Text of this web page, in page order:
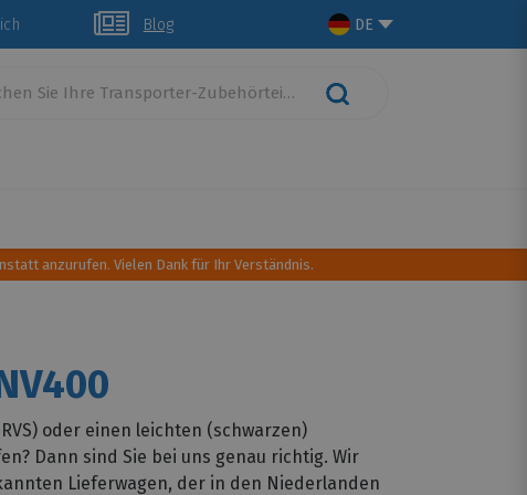
Blog DE
anzurufen. Vielen Dank für Ihr Verständnis.
oder einen leichten (schwarzen)
Dann sind Sie bei uns genau richtig. Wir
Lieferwagen, der in den Niederlanden